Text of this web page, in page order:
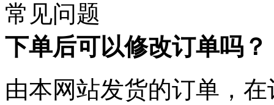
常见问题
下单后可以修改订单吗？
由本网站发货的订单，